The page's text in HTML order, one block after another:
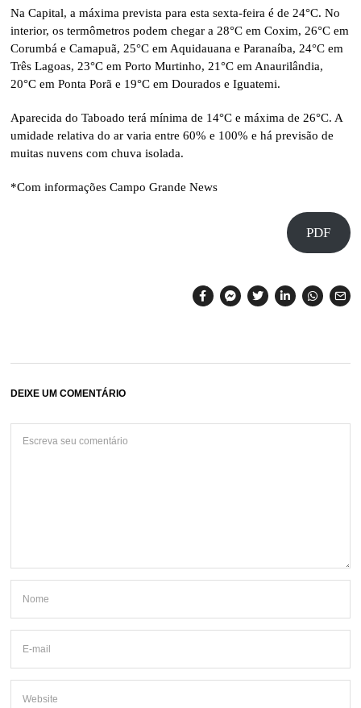
Na Capital, a máxima prevista para esta sexta-feira é de 24°C. No
interior, os termômetros podem chegar a 28°C em Coxim, 26°C em
Corumbá e Camapuã, 25°C em Aquidauana e Paranaíba, 24°C em
Três Lagoas, 23°C em Porto Murtinho, 21°C em Anaurilândia,
20°C em Ponta Porã e 19°C em Dourados e Iguatemi.
Aparecida do Taboado terá mínima de 14°C e máxima de 26°C. A
umidade relativa do ar varia entre 60% e 100% e há previsão de
muitas nuvens com chuva isolada.
*Com informações Campo Grande News
PDF
DEIXE UM COMENTÁRIO